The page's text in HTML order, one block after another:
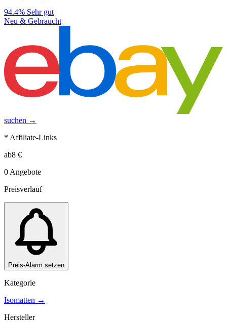
94.4% Sehr gut
Neu & Gebraucht
suchen →
* Affiliate-Links
ab8 €
0 Angebote
Preisverlauf
Preis-Alarm setzen
Kategorie
Isomatten →
Hersteller